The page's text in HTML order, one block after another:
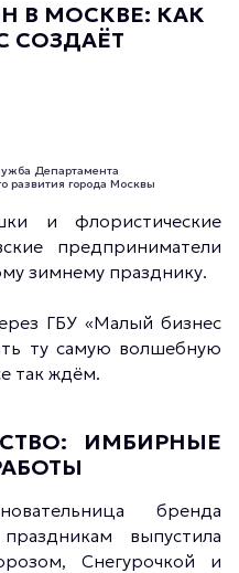
В МОСКВЕ: КАК
СОЗДАЁТ
Департамента
развития города Москвы
и флористические
предприниматели
зимнему празднику.
ГБУ «Малый бизнес
ту самую волшебную
так ждём.
ИМБИРНЫЕ
бренда
выпустила
Снегурочкой и